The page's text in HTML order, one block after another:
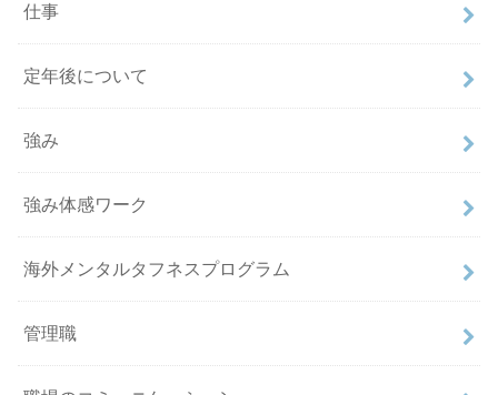
仕事
定年後について
強み
強み体感ワーク
海外メンタルタフネスプログラム
管理職